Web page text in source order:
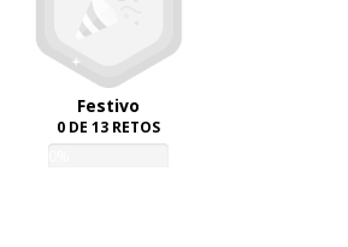
Festivo
0 DE 13 RETOS